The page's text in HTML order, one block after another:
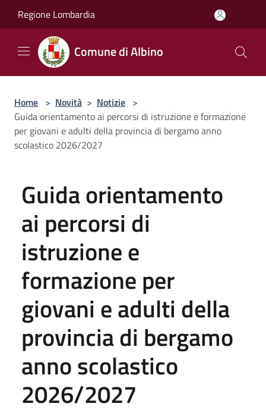
Regione Lombardia
Comune di Albino
Home > Novità > Notizie >
Guida orientamento ai percorsi di istruzione e formazione
per giovani e adulti della provincia di bergamo anno
scolastico 2026/2027
Guida orientamento
ai percorsi di
istruzione e
formazione per
giovani e adulti della
provincia di bergamo
anno scolastico
2026/2027